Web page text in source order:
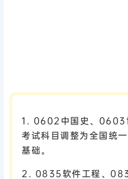
1. 0602中国史、0603
考试科目调整为全国统
基础。
2. 0835软件工程、